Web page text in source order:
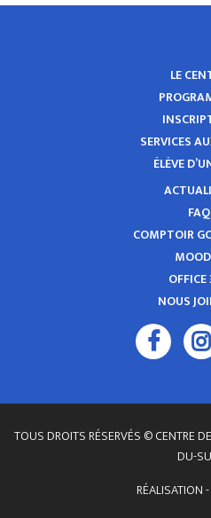
LE
SERVICES
ÉLÈVE
FAQ
COMPTOIR
NOUS
TOUS DROITS RÉSERVÉS © CENTRE
DU-
RÉALISATION -